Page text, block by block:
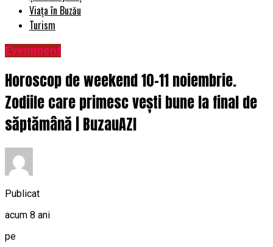
Viața în Buzău
Turism
Eveniment
Horoscop de weekend 10-11 noiembrie.
Zodiile care primesc vești bune la final de
săptămână | BuzauAZI
Publicat
acum 8 ani
pe